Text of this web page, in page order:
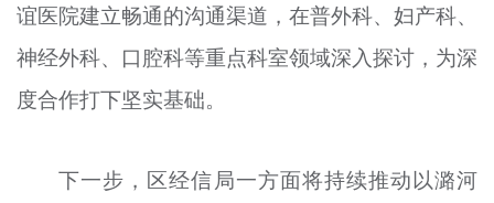
谊医院建立畅通的沟通渠道，在普外科、妇产科、
神经外科、口腔科等重点科室领域深入探讨，为深
度合作打下坚实基础。
下一步，区经信局一方面将持续推动以潞河